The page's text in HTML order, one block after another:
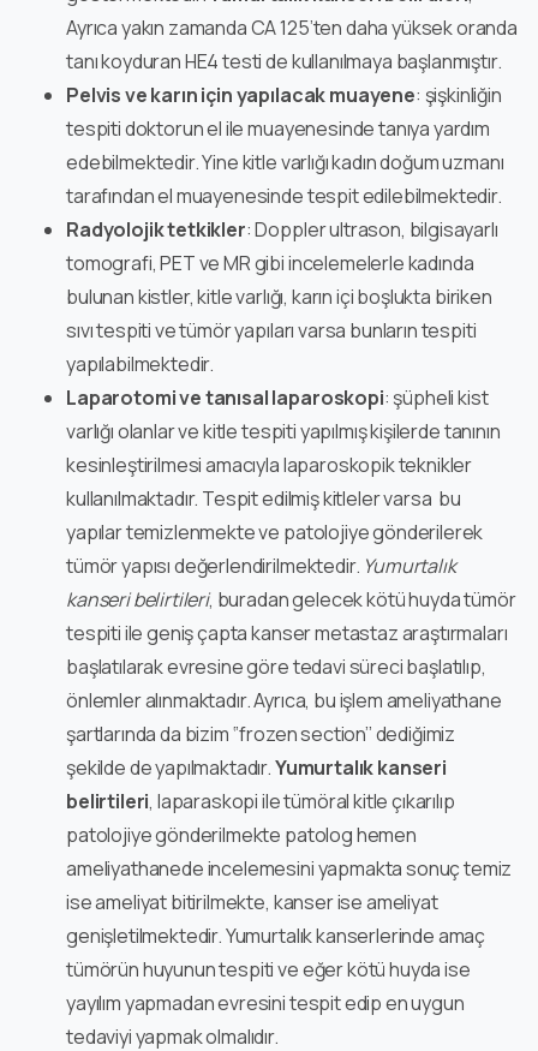
Ayrıca yakın zamanda CA 125’ten daha yüksek oranda
tanı koyduran HE4 testi de kullanılmaya başlanmıştır.
Pelvis ve karın için yapılacak muayene: şişkinliğin
tespiti doktorun el ile muayenesinde tanıya yardım
edebilmektedir. Yine kitle varlığı kadın doğum uzmanı
tarafından el muayenesinde tespit edilebilmektedir.
Radyolojik tetkikler: Doppler ultrason, bilgisayarlı
tomografi, PET ve MR gibi incelemelerle kadında
bulunan kistler, kitle varlığı, karın içi boşlukta biriken
sıvı tespiti ve tümör yapıları varsa bunların tespiti
yapılabilmektedir.
Laparotomi ve tanısal laparoskopi: şüpheli kist
varlığı olanlar ve kitle tespiti yapılmış kişilerde tanının
kesinleştirilmesi amacıyla laparoskopik teknikler
kullanılmaktadır. Tespit edilmiş kitleler varsa bu
yapılar temizlenmekte ve patolojiye gönderilerek
tümör yapısı değerlendirilmektedir. Yumurtalık
kanseri belirtileri, buradan gelecek kötü huyda tümör
tespiti ile geniş çapta kanser metastaz araştırmaları
başlatılarak evresine göre tedavi süreci başlatılıp,
önlemler alınmaktadır. Ayrıca, bu işlem ameliyathane
şartlarında da bizim ‘’frozen section’’ dediğimiz
şekilde de yapılmaktadır.Yumurtalık kanseri
belirtileri, laparaskopi ile tümöral kitle çıkarılıp
patolojiye gönderilmekte patolog hemen
ameliyathanede incelemesini yapmakta sonuç temiz
ise ameliyat bitirilmekte, kanser ise ameliyat
genişletilmektedir. Yumurtalık kanserlerinde amaç
tümörün huyunun tespiti ve eğer kötü huyda ise
yayılım yapmadan evresini tespit edip en uygun
tedaviyi yapmak olmalıdır.